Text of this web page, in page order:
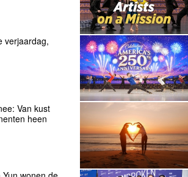
verjaardag,
Van kust
heen